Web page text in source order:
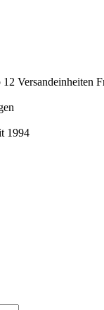
Versandeinheiten
1994